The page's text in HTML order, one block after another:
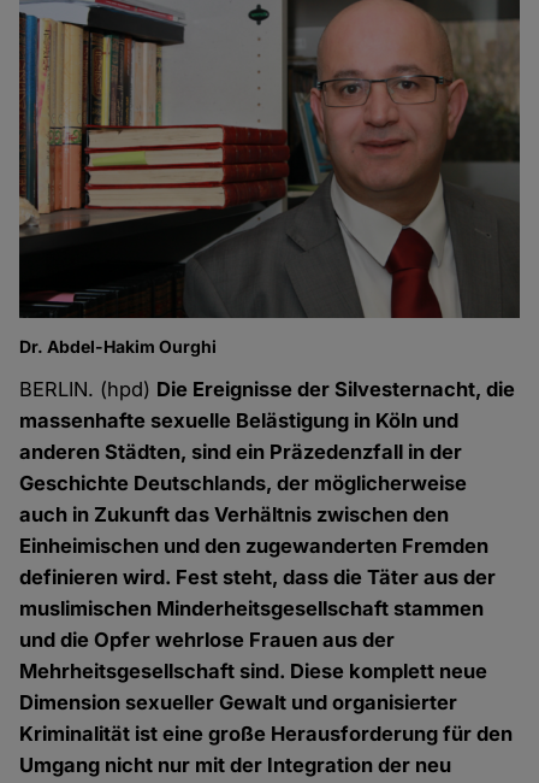
Dr. Abdel-Hakim Ourghi
BERLIN. (hpd) Die Ereignisse der Silvesternacht, die
massenhafte sexuelle Belästigung in Köln und
anderen Städten, sind ein Präzedenzfall in der
Geschichte Deutschlands, der möglicherweise
auch in Zukunft das Verhältnis zwischen den
Einheimischen und den zugewanderten Fremden
definieren wird. Fest steht, dass die Täter aus der
muslimischen Minderheitsgesellschaft stammen
und die Opfer wehrlose Frauen aus der
Mehrheitsgesellschaft sind. Diese komplett neue
Dimension sexueller Gewalt und organisierter
Kriminalität ist eine große Herausforderung für den
Umgang nicht nur mit der Integration der neu